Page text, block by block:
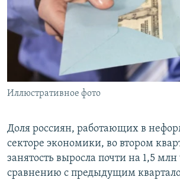
ПОДПИШИТЕСЬ НА РАССЫЛКУ
СОЦИАЛЬНЫЕ СЕТИ
Все сайты РСЕ/РС
Иллюстративное фото
Доля россиян, работающих в
секторе экономики, во втором
занятость выросла почти на 1,5
сравнению с предыдущим